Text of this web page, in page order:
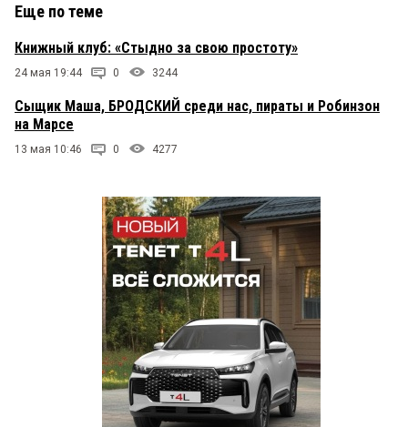
Еще по теме
Книжный клуб: «Стыдно за свою простоту»
24 мая 19:44 0 3244
Сыщик Маша, БРОДСКИЙ среди нас, пираты и Робинзон
на Марсе
13 мая 10:46 0 4277